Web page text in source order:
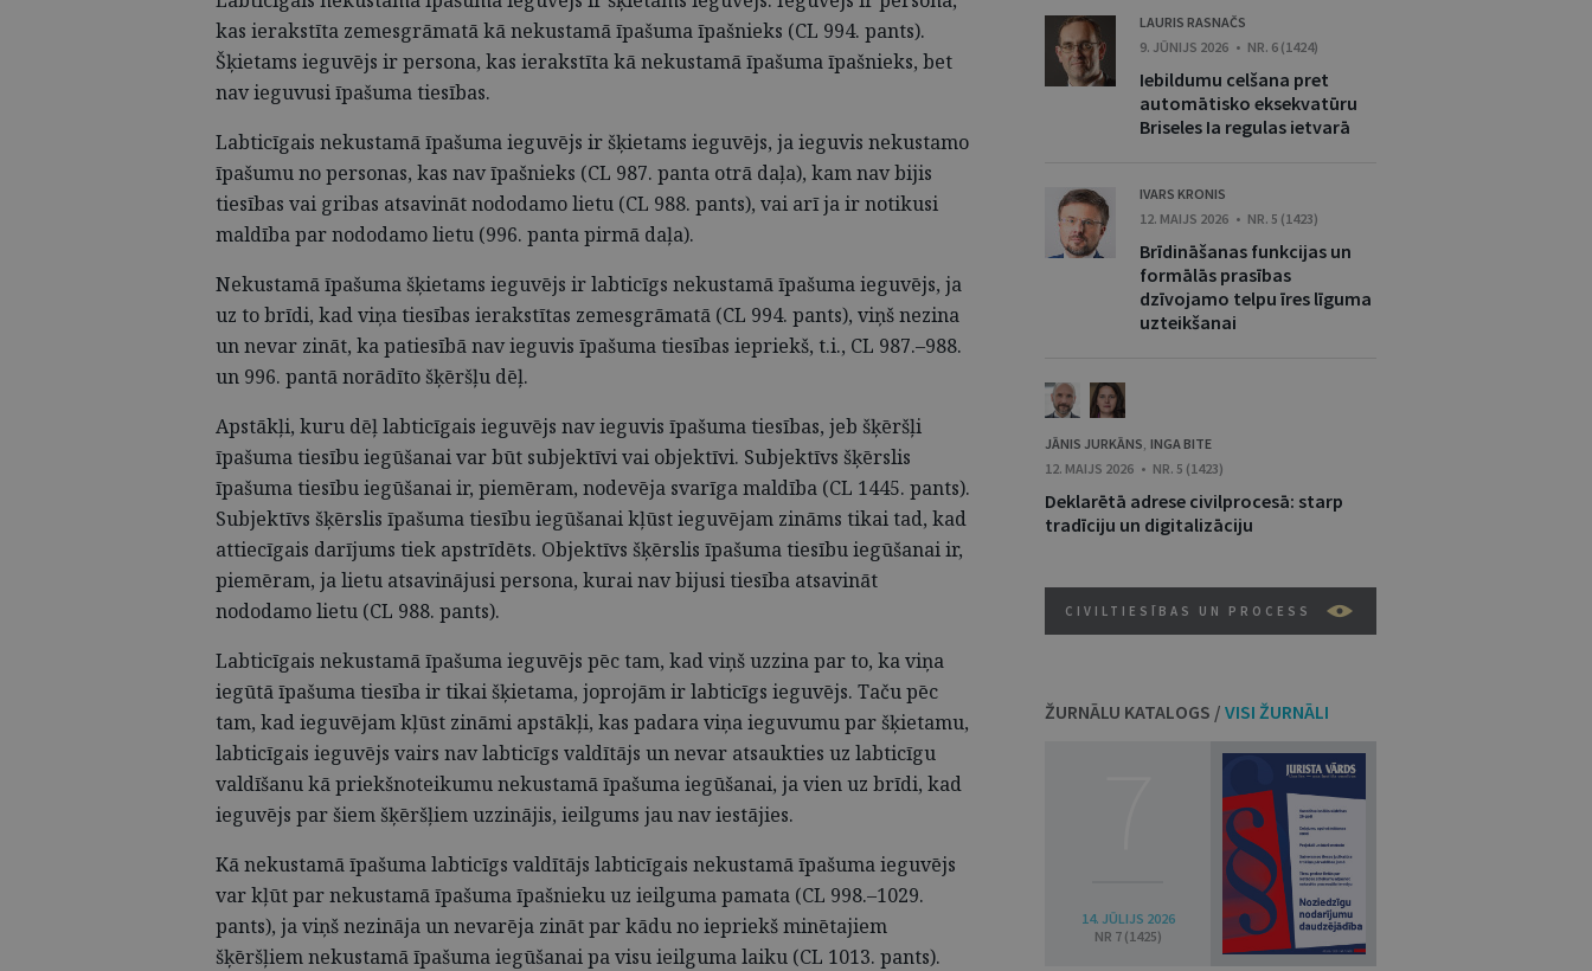
kas ierakstīta zemesgrāmatā kā nekustamā īpašuma īpašnieks (CL 994. pants).
Šķietams ieguvējs ir persona, kas ierakstīta kā nekustamā īpašuma īpašnieks, bet
nav ieguvusi īpašuma tiesības.
Labticīgais nekustamā īpašuma ieguvējs ir šķietams ieguvējs, ja ieguvis nekustamo
īpašumu no personas, kas nav īpašnieks (CL 987. panta otrā daļa), kam nav bijis
tiesības vai gribas atsavināt nododamo lietu (CL 988. pants), vai arī ja ir notikusi
maldība par nododamo lietu (996. panta pirmā daļa).
Nekustamā īpašuma šķietams ieguvējs ir labticīgs nekustamā īpašuma ieguvējs, ja
uz to brīdi, kad viņa tiesības ierakstītas zemesgrāmatā (CL 994. pants), viņš nezina
un nevar zināt, ka patiesībā nav ieguvis īpašuma tiesības iepriekš, t.i., CL 987.–988.
un 996. pantā norādīto šķēršļu dēļ.
Apstākļi, kuru dēļ labticīgais ieguvējs nav ieguvis īpašuma tiesības, jeb šķēršļi
īpašuma tiesību iegūšanai var būt subjektīvi vai objektīvi. Subjektīvs šķērslis
īpašuma tiesību iegūšanai ir, piemēram, nodevēja svarīga maldība (CL 1445. pants).
Subjektīvs šķērslis īpašuma tiesību iegūšanai kļūst ieguvējam zināms tikai tad, kad
attiecīgais darījums tiek apstrīdēts. Objektīvs šķērslis īpašuma tiesību iegūšanai ir,
piemēram, ja lietu atsavinājusi persona, kurai nav bijusi tiesība atsavināt
nododamo lietu (CL 988. pants).
Labticīgais nekustamā īpašuma ieguvējs pēc tam, kad viņš uzzina par to, ka viņa
iegūtā īpašuma tiesība ir tikai šķietama, joprojām ir labticīgs ieguvējs. Taču pēc
tam, kad ieguvējam kļūst zināmi apstākļi, kas padara viņa ieguvumu par šķietamu,
labticīgais ieguvējs vairs nav labticīgs valdītājs un nevar atsaukties uz labticīgu
valdīšanu kā priekšnoteikumu nekustamā īpašuma iegūšanai, ja vien uz brīdi, kad
ieguvējs par šiem šķēršļiem uzzinājis, ieilgums jau nav iestājies.
Kā nekustamā īpašuma labticīgs valdītājs labticīgais nekustamā īpašuma ieguvējs
var kļūt par nekustamā īpašuma īpašnieku uz ieilguma pamata (CL 998.–1029.
pants), ja viņš nezināja un nevarēja zināt par kādu no iepriekš minētajiem
šķēršļiem nekustamā īpašuma iegūšanai pa visu ieilguma laiku (CL 1013. pants).
LAURIS RASNAČS
9. JŪNIJS 2026 • NR. 6 (1424)
Iebildumu celšana pret
automātisko eksekvatūru
Briseles Ia regulas ietvarā
IVARS KRONIS
12. MAIJS 2026 • NR. 5 (1423)
Brīdināšanas funkcijas un
formālās prasības
dzīvojamo telpu īres līguma
uzteikšanai
JĀNIS JURKĀNS, INGA BITE
12. MAIJS 2026 • NR. 5 (1423)
Deklarētā adrese civilprocesā: starp
tradīciju un digitalizāciju
CIVILTIESĪBAS UN PROCESS
ŽURNĀLU KATALOGS / VISI ŽURNĀLI
14. JŪLIJS 2026
NR 7 (1425)